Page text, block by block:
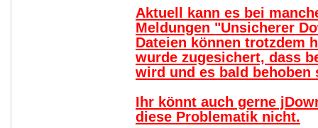
Aktuell kann es bei
Meldungen "Unsicherer
Dateien können trotzdem
wurde zugesichert, dass
wird und es bald behoben
Ihr könnt auch gerne
diese Problematik nicht.